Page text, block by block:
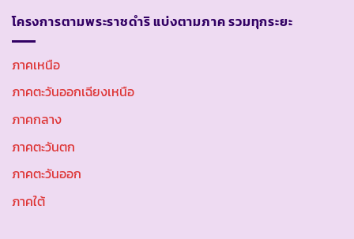
โครงการตามพระราชดำริ แบ่งตามภาค รวมทุกระยะ
ภาคเหนือ
ภาคตะวันออกเฉียงเหนือ
ภาคกลาง
ภาคตะวันตก
ภาคตะวันออก
ภาคใต้